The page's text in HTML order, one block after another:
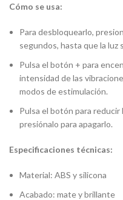
Cómo se usa:
Para desbloquearlo,
segundos, hasta que la luz
Pulsa el botón + para
intensidad de las
modos de estimulación.
Pulsa el botón para
presiónalo para apagarlo.
Especificaciones técnicas:
Material: ABS y silicona
Acabado: mate y brillante